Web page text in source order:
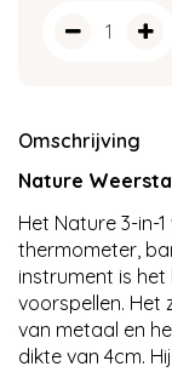
Omschrijving
Nature
Het Nature 3-in-
thermometer,
instrument is
voorspellen. Het
van metaal en
dikte van 4cm.